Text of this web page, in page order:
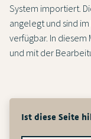
System importiert.
angelegt und sind im
verfügbar. In diesem
und mit der
Ist diese Seite